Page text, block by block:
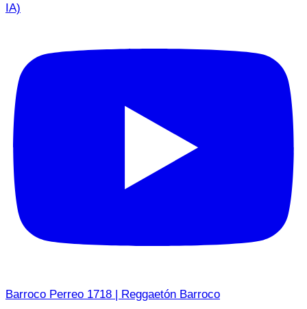
IA)
Barroco Perreo 1718 | Reggaetón Barroco